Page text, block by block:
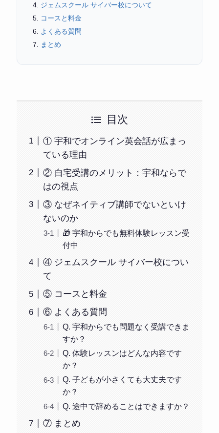
ジェムスクール サイバー校について
コースと料金
よくある質問
まとめ
目次
① 宇和でオンライン英会話が広まっ
ている理由
② 自宅受講のメリット：宇和ならで
はの視点
③ なぜネイティブ講師でないといけ
ないのか
🎁 宇和からでも無料体験レッスン受
付中
④ ジェムスクール サイバー校につい
て
⑤ コースと料金
⑥ よくある質問
Q. 宇和からでも問題なく受講できま
すか？
Q. 体験レッスンはどんな内容です
か？
Q. 子どもが小さくても大丈夫です
か？
Q. 途中で辞めることはできますか？
⑦ まとめ